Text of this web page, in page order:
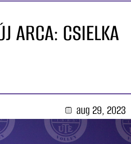
ARCA: CSIELKA
aug 29, 2023